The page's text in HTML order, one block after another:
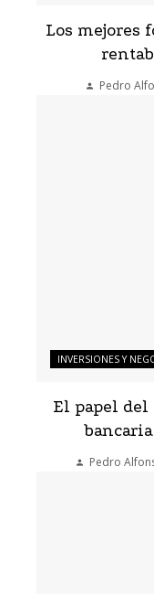
Los mejores
Pedro
INVERSIONES Y
El papel
Pedro